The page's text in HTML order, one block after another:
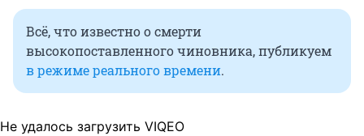
Всё, что известно о смерти
высокопоставленного чиновника, публикуем
в режиме реального времени.
Не удалось загрузить VIQEO